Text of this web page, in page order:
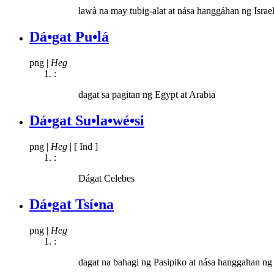
lawà na may tubig-alat at nása hanggáhan ng
Dá•gat Pu•lá
png | Heg
:
dagat sa pagitan ng Egypt at Arabia
Dá•gat Su•la•wé•si
png | Heg | [ Ind ]
:
Dágat Celebes
Dá•gat Tsí•na
png | Heg
:
dagat na bahagi ng Pasipiko at nása hanggahan ng